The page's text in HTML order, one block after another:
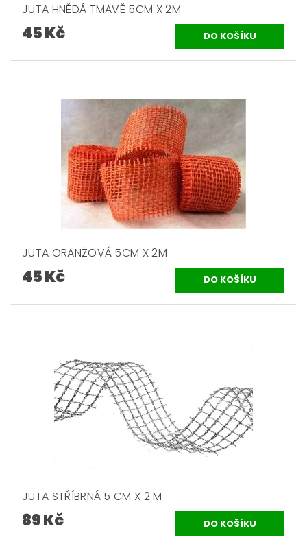
JUTA HNĚDÁ TMAVĚ 5CM X 2M
45 Kč
JUTA ORANŽOVÁ 5CM X 2M
45 Kč
JUTA STŘÍBRNÁ 5 CM X 2 M
89 Kč